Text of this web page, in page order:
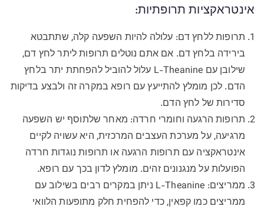
אינטראקציות תרופתיות:
תרופות ללחץ דם: עלולה להיות השפעה קלה, שתתבטא
בירידה בלחץ דם. אם אתם נוטלים תרופות ליתר לחץ דם,
שילובן עם L-Theanine עלול להוביל להפחתת יתר בלחץ
הדם. לכן מומלץ להתייעץ עם רופא במקרה זה ולבצע בדיקות
סדירות של לחץ הדם.
תרופות הרגעה וחומרי חרדה: מאחר שלתוסף יש השפעה
מרגיעה, על מערכת העצבים המרכזית, היא עשויה לקיים
אינטראקציה עם תרופות הרגעה או תרופות נוגדות חרדה
הפועלות על מנגנונים זהים. מומלץ לדון בכך עם רופא.
ממריצים: L-Theanine ניתן במקרים רבים בשילוב עם
ממריצים כמו קפאין, כדי להפחית חלק מתופעות הלוואי